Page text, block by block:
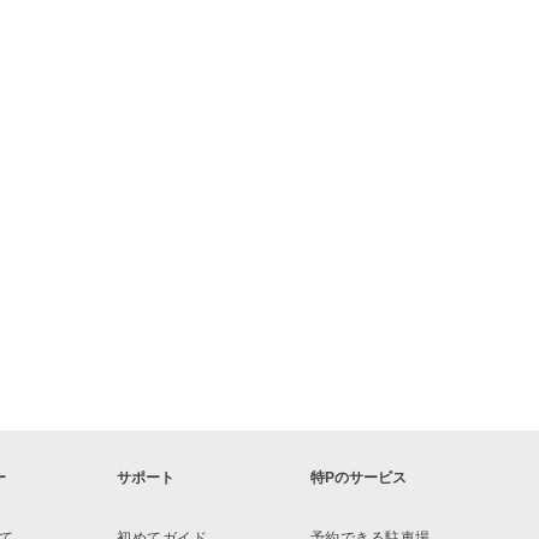
サポート 特Pのサービス